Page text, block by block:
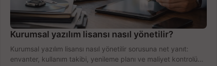
Kurumsal yazılım lisansı nasıl yönetilir?
Kurumsal yazılım lisansı nasıl yönetilir sorusuna net yanıt:
envanter, kullanım takibi, yenileme planı ve maliyet kontrolü